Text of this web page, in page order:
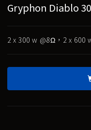
Gryphon Diablo
2 x 300 w @8Ω，2 x 600